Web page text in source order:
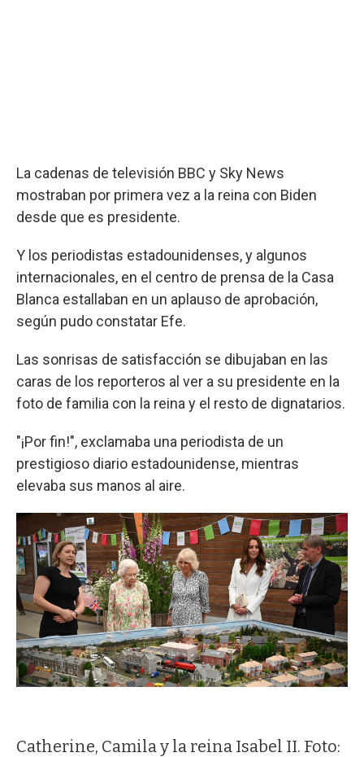
La cadenas de televisión BBC y Sky News
mostraban por primera vez a la reina con Biden
desde que es presidente.
Y los periodistas estadounidenses, y algunos
internacionales, en el centro de prensa de la Casa
Blanca estallaban en un aplauso de aprobación,
según pudo constatar Efe.
Las sonrisas de satisfacción se dibujaban en las
caras de los reporteros al ver a su presidente en la
foto de familia con la reina y el resto de dignatarios.
"¡Por fin!", exclamaba una periodista de un
prestigioso diario estadounidense, mientras
elevaba sus manos al aire.
Catherine, Camila y la reina Isabel II. Foto: